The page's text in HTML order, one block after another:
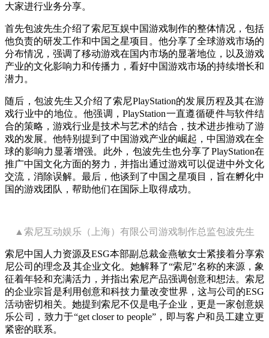
大家进行业务分享。
首先包波先生介绍了索尼互娱中国游戏制作的整体情况，包括
他负责的研发工作和中国之星项目。他分享了全球游戏市场的
分布情况，强调了移动游戏在国内市场的显著地位，以及游戏
产业的文化影响力和传播力，看好中国游戏市场的持续增长和
潜力。
随后，包波先生又介绍了索尼PlayStation的发展历程及其在游
戏行业中的地位。他强调，PlayStation一直遵循硬件与软件结
合的策略，游戏行业是技术与艺术的结合，技术进步推动了游
戏的发展。他特别提到了中国游戏产业的崛起，中国游戏在全
球的影响力显著增强。此外，包波先生也分享了PlayStation在
推广中国文化方面的努力，并指出通过游戏可以促进中外文化
交流，消除误解。最后，他谈到了中国之星项目，旨在孵化中
国的游戏团队，帮助他们在国际上取得成功。
▲索尼互动娱乐（上海）有限公司游戏制作总监包波先生
索尼中国人力资源及ESG本部副总裁金燕敏女士紧接着分享索
尼公司的理念及其企业文化。她解释了“索尼”名称的来源，象
征着年轻和充满活力，并指出索尼产品强调创意和想法。索尼
的企业宗旨是利用创意和科技力量改变世界，这与公司的ESG
活动密切相关。她提到索尼不仅是电子企业，更是一家创意娱
乐公司，致力于“get closer to people”，即与客户和员工建立更
紧密的联系。